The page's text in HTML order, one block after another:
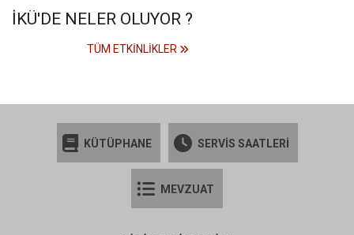
İKÜ'DE NELER OLUYOR ?
TÜM ETKINLIKLER
KÜTÜPHANE SERVİS SAATLERİ
MEVZUAT